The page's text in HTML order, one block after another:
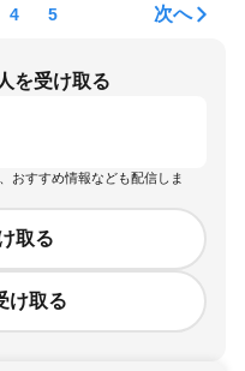
4 5 次へ
を受け取る
おすすめ情報なども配信しま
取る
け取る